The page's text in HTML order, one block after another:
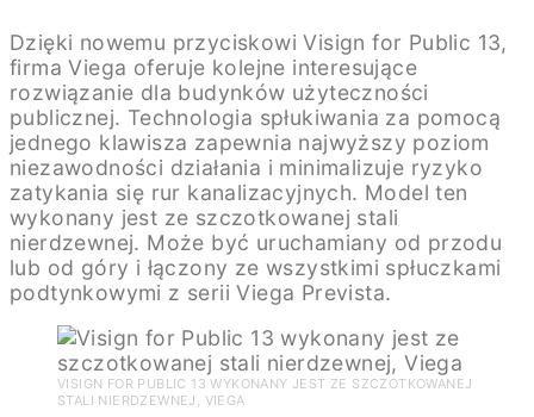
Dzięki nowemu przyciskowi Visign for Public 13,
firma Viega oferuje kolejne interesujące
rozwiązanie dla budynków użyteczności
publicznej. Technologia spłukiwania za pomocą
jednego klawisza zapewnia najwyższy poziom
niezawodności działania i minimalizuje ryzyko
zatykania się rur kanalizacyjnych. Model ten
wykonany jest ze szczotkowanej stali
nierdzewnej. Może być uruchamiany od przodu
lub od góry i łączony ze wszystkimi spłuczkami
podtynkowymi z serii Viega Prevista.
VISIGN FOR PUBLIC 13 WYKONANY JEST ZE SZCZOTKOWANEJ
STALI NIERDZEWNEJ, VIEGA